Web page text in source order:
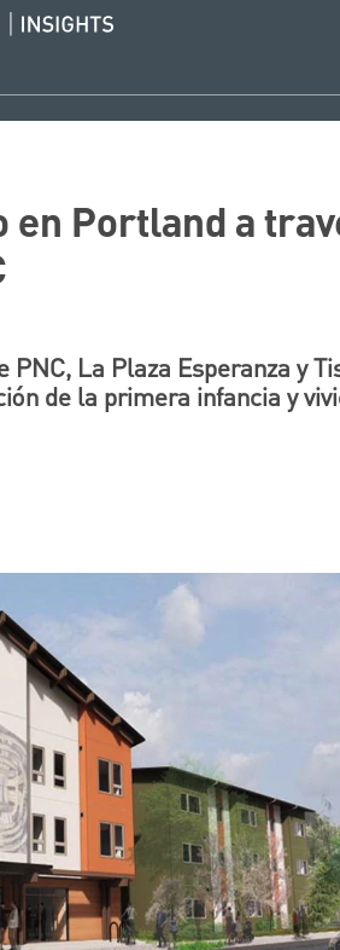
en Portland a
La Plaza Esperanza y
de la primera infancia y